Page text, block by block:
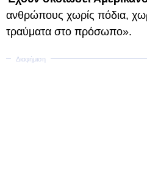
ανθρώπους χωρίς πόδια,
τραύματα στο πρόσωπο».